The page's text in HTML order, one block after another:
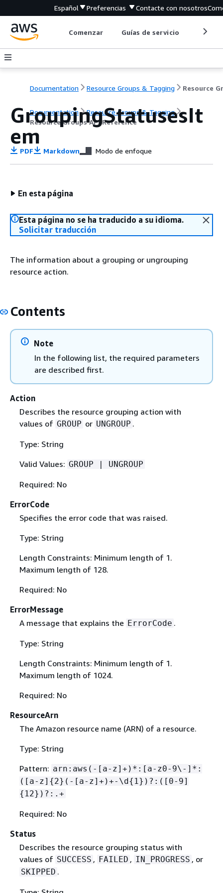
Español Preferencias Contacte con nosotros
Comenzar Guías de servicio
Documentation Resource Groups & Tagging
Documentation
Resource Groups & Tagging
Resource Groups API Reference
GroupingStatusesIt
em
PDF Markdown Modo de enfoque
En esta página
Esta página no se ha traducido a su idioma.
Solicitar traducción
The information about a grouping or ungrouping
resource action.
Contents
Note
In the following list, the required parameters
are described first.
Action
Describes the resource grouping action with
values of GROUP or UNGROUP .
Type: String
Valid Values: GROUP | UNGROUP
Required: No
ErrorCode
Specifies the error code that was raised.
Type: String
Length Constraints: Minimum length of 1.
Maximum length of 128.
Required: No
ErrorMessage
A message that explains the ErrorCode .
Type: String
Length Constraints: Minimum length of 1.
Maximum length of 1024.
Required: No
ResourceArn
The Amazon resource name (ARN) of a resource.
Type: String
Pattern: arn:aws(-[a-z]+)*:[a-z0-9\-]*:
([a-z] {2}(-[a-z]+)+-\d{ 1})?:([0-9]
{ 12})?:.+
Required: No
Status
Describes the resource grouping status with
values of SUCCESS , FAILED , IN_PROGRESS , or
SKIPPED .